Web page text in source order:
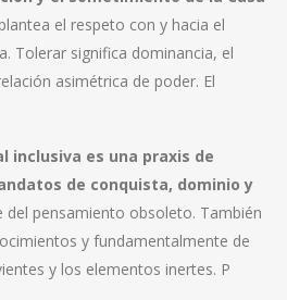
el respeto con y hacia el
Tolerar significa dominancia, el
asimétrica de poder. El
inclusiva es una praxis de
de conquista, dominio y
del pensamiento obsoleto. También
y fundamentalmente de
y los elementos inertes. P